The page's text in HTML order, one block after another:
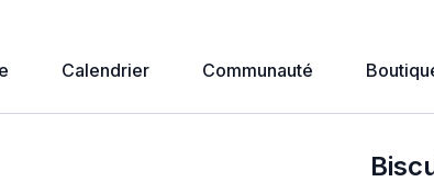
Calendrier Communauté